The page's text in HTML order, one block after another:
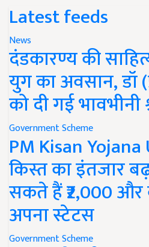
Latest feeds
News
दंडकारण्य की
युग का अवसान, डॉ
को दी गई भावभीनी
Government Scheme
PM Kisan
किस्त का इंतजार
सकते हैं ₹2,000
अपना स्टेटस
Government Scheme